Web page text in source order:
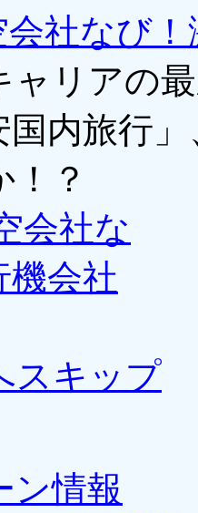
社なび
ャリアの
国内旅行
？
スキップ
ン情報